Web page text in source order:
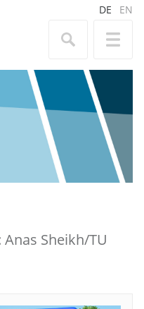
DE EN
Sheikh/TU